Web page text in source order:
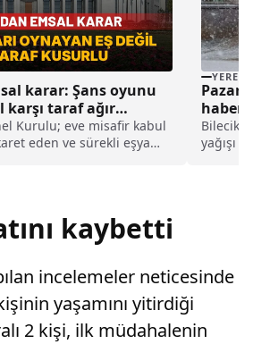
karar: Şans oyunu
karşı taraf ağır
Kurulu; eve misafir kabul
eden ve sürekli eşya
YEREL
haberi
yağışı
kaybetti
incelemeler neticesinde
yaşamını yitirdiği
2 kişi, ilk müdahalenin